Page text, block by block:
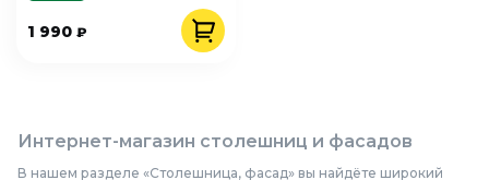
1 990 ₽
Интернет-магазин столешниц и фасадов
В нашем разделе «Столешница, фасад» вы найдёте широкий